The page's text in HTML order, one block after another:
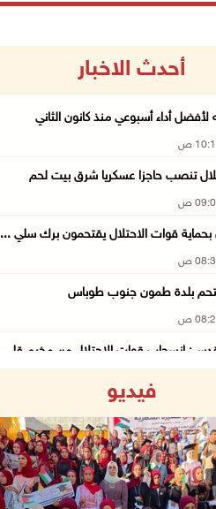
أحدث الاخبار
أداء أسبوعي منذ كانون الثاني
تنصب حاجزا عسكريا شرق بيت لحم
قوات الاحتلال يقتحمون برك سلي ...
بلدة طمون جنوب طوباس
انسحاب قوات الاحتلال من مخيم قل ...
الاحتلال والمستعمرين: اعتقالات ...
فيديو